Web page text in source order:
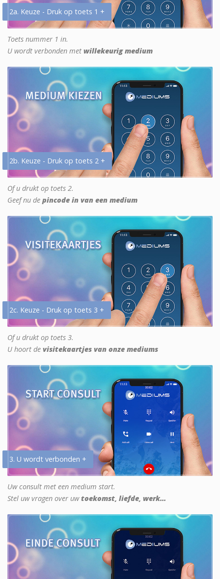
2a. Keuze - Druk op toets 1 +
Toets nummer 1 in.
U wordt verbonden met willekeurig medium
2b. Keuze - Druk op toets 2 +
Of u drukt op toets 2.
Geef nu de pincode in van een medium
2c. Keuze - Druk op toets 3 +
Of u drukt op toets 3.
U hoort de visitekaartjes van onze mediums
3. U wordt verbonden +
Uw consult met een medium start.
Stel uw vragen over uwtoekomst, liefde, werk...